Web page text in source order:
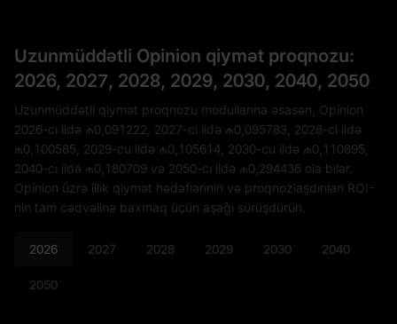
Uzunmüddətli Opinion qiymət proqnozu:
2026, 2027, 2028, 2029, 2030, 2040, 2050
Uzunmüddətli qiymət proqnozu modullarına əsasən, Opinion
2026-cı ildə ₼0,091222 , 2027-ci ildə ₼0,095783 , 2028-ci ildə
₼0,100585 , 2029-cu ildə ₼0,105614 , 2030-cu ildə ₼0,110895
2040-cı ildə ₼0,180709 və 2050-cı ildə ₼0,294436 ola bilər.
Opinion üzrə illik qiymət hədəflərinin və proqnozlaşdırılan ROI-
nin tam cədvəlinə baxmaq üçün aşağı sürüşdürün.
2026 2027 2028 2029 2030 2040
2050